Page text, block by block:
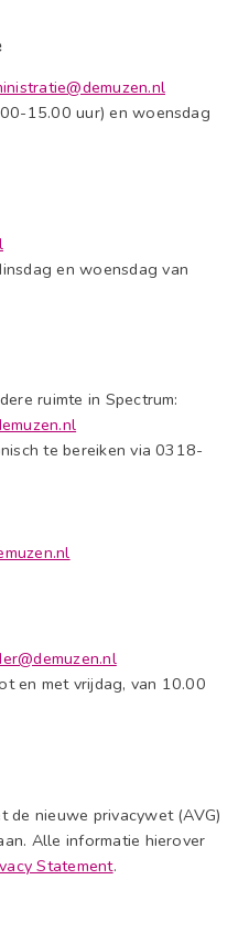
15.00 uur) en woensdag
en woensdag van
ruimte in Spectrum:
te bereiken via 0318-
en met vrijdag, van 10.00
de nieuwe privacywet (AVG)
Alle informatie hierover
Statement.